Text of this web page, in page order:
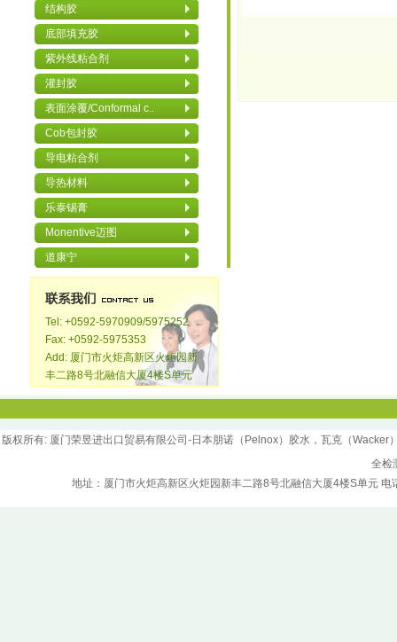
结构胶
底部填充胶
紫外线粘合剂
灌封胶
表面涂覆/Conformal c..
Cob包封胶
导电粘合剂
导热材料
乐泰锡膏
Monentive迈图
道康宁
Tel: +0592-5970909/5975252
Fax: +0592-5975353
Add: 厦门市火炬高新区火炬园新
丰二路8号北融信大厦4楼S单元
版权所有: 厦门荣昱进出口贸易有限公司-日本朋诺（Pelnox）胶水，瓦克（
全检
地址：厦门市火炬高新区火炬园新丰二路8号北融信大厦4楼S单元